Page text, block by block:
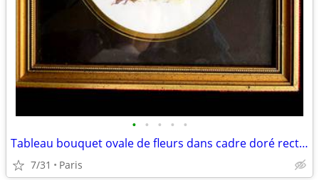
• • • • •
Tableau bouquet ovale de fleurs dans cadre doré rectangulaire
7/31 Paris